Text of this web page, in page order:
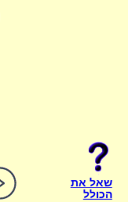
שאל את
הכולל